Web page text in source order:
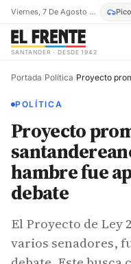
Viernes, 7 De Agosto De 2026
SANTANDER · DESDE 1942
Portada/Política/
POLÍTICA
Proyecto
hambre fue
debate
El Proyecto de Ley
varios senadores,